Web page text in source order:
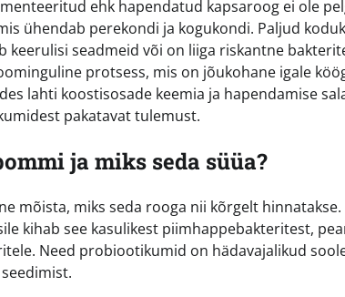
ehk hapendatud kapsaroog ei ole
ühendab perekondi ja kogukondi. Paljud
keerulisi seadmeid või on liiga riskantne
protsess, mis on jõukohane igale
lahti koostisosade keemia ja hapendamise
pakatavat tulemust.
ja miks seda süüa?
mõista, miks seda rooga nii kõrgelt
kihab see kasulikest piimhappebakteritest,
Need probiootikumid on hädavajalikud